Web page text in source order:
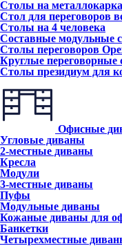
Столы на
Стол для переговоров
Столы на 4 человека
Составные модульные
Столы переговоров
Круглые переговорные
Столы президиум для
Офисные
Угловые диваны
2-местные диваны
Кресла
Модули
3-местные диваны
Пуфы
Модульные диваны
Кожаные диваны для
Банкетки
Четырехместные